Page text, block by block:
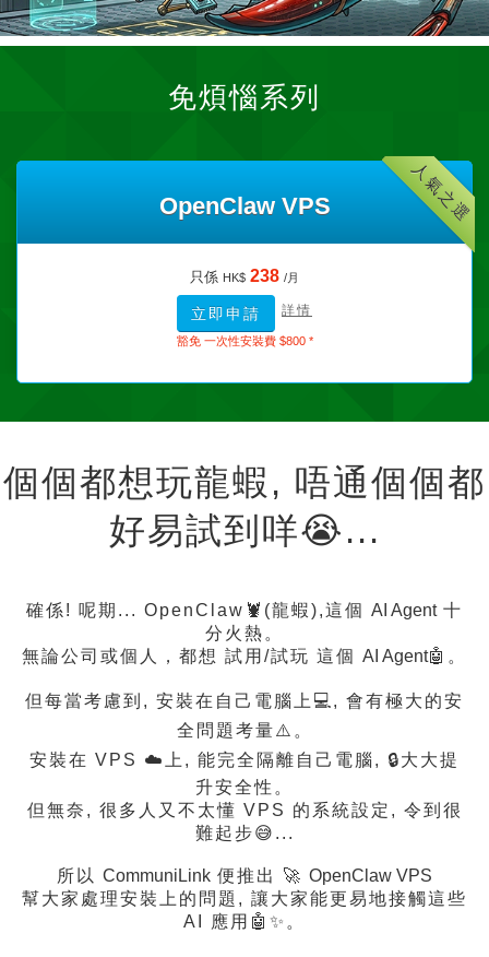
免煩惱系列
人氣之選
OpenClaw VPS
只係 HK$ 238 /月
立即申請 詳情
豁免 一次性安裝費 $800 *
個個都想玩龍蝦, 唔通個個都
好易試到咩😭...
確係! 呢期... OpenClaw🦞(龍蝦),這個 AI Agent十
分火熱。
無論公司或個人，都想 試用/試玩 這個 AI Agent🤖。
但每當考慮到, 安裝在自己電腦上💻, 會有極大的安
全問題考量⚠️。
安裝在 VPS ☁️上, 能完全隔離自己電腦, 🔒大大提
升安全性。
但無奈, 很多人又不太懂 VPS 的系統設定, 令到很
難起步😅...
所以 CommuniLink 便推出 🚀 OpenClaw VPS
幫大家處理安裝上的問題, 讓大家能更易地接觸這些
AI 應用🤖✨。